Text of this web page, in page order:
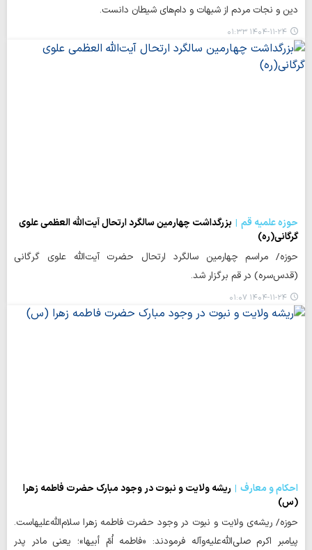
دین و نجات مردم از شبهات و دام‌های شیطان دانست.
۱۴۰۴-۱۱-۲۴ ۰۱:۳۳
حوزه علمیه قم
بزرگداشت چهارمین سالگرد ارتحال آیت‌الله العظمی علوی
گرگانی(ره)
حوزه/ مراسم چهارمین سالگرد ارتحال حضرت آیت‌الله علوی گرگانی
(قدس‌سره) در قم برگزار شد.
۱۴۰۴-۱۱-۲۴ ۰۱:۰۷
احکام و معارف
ریشه ولایت و نبوت در وجود مبارک حضرت فاطمه زهرا
(س)
حوزه/ ریشه‌ی ولایت و نبوت در وجود حضرت فاطمه زهرا سلام‌الله‌علیهاست.
پیامبر اکرم صلی‌الله‌علیه‌وآله فرمودند: «فاطمه اُمّ أبیها»؛ یعنی مادر پدر